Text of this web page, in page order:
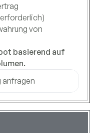
von
basierend auf
anfragen